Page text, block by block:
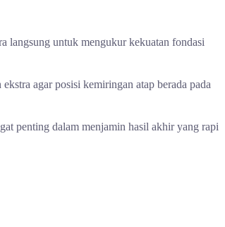
langsung untuk mengukur kekuatan fondasi
agar posisi kemiringan atap berada pada
penting dalam menjamin hasil akhir yang rapi